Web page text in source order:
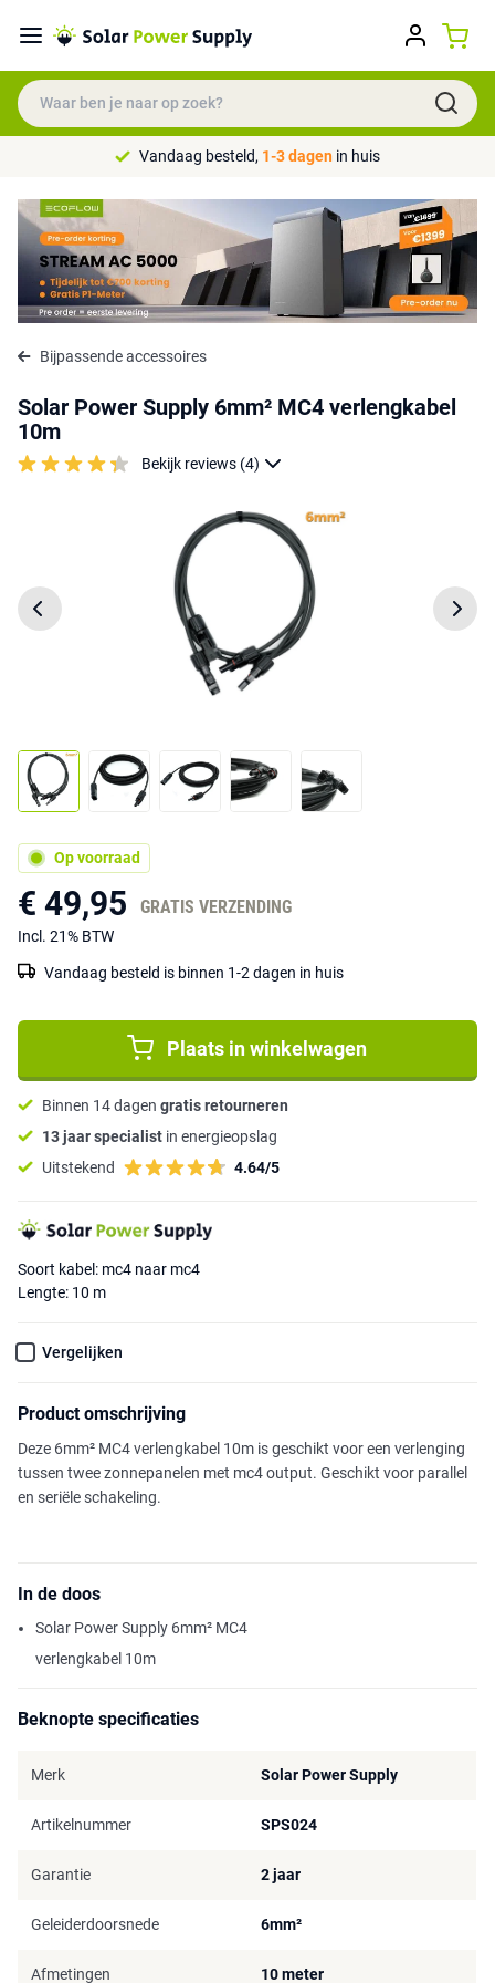
Vandaag besteld, 1-3 dagen in huis
Bijpassende accessoires
Solar Power Supply 6mm² MC4 verlengkabel
10m
Bekijk reviews (4)
Op voorraad
€ 49,95 GRATIS VERZENDING
Incl. 21% BTW
Vandaag besteld is binnen 1-2 dagen in huis
Plaats in winkelwagen
Binnen 14 dagen gratis retourneren
13 jaar specialist in energieopslag
Uitstekend
4.64/5
Soort kabel: mc4 naar mc4
Lengte: 10 m
Vergelijken
Product omschrijving
Deze 6mm² MC4 verlengkabel 10m is geschikt voor een verlenging
tussen twee zonnepanelen met mc4 output. Geschikt voor parallel
en seriële schakeling.
In de doos
Solar Power Supply 6mm² MC4
verlengkabel 10m
Beknopte specificaties
Merk Solar Power Supply
Artikelnummer SPS024
Garantie 2 jaar
Geleiderdoorsnede 6mm²
Afmetingen 10 meter